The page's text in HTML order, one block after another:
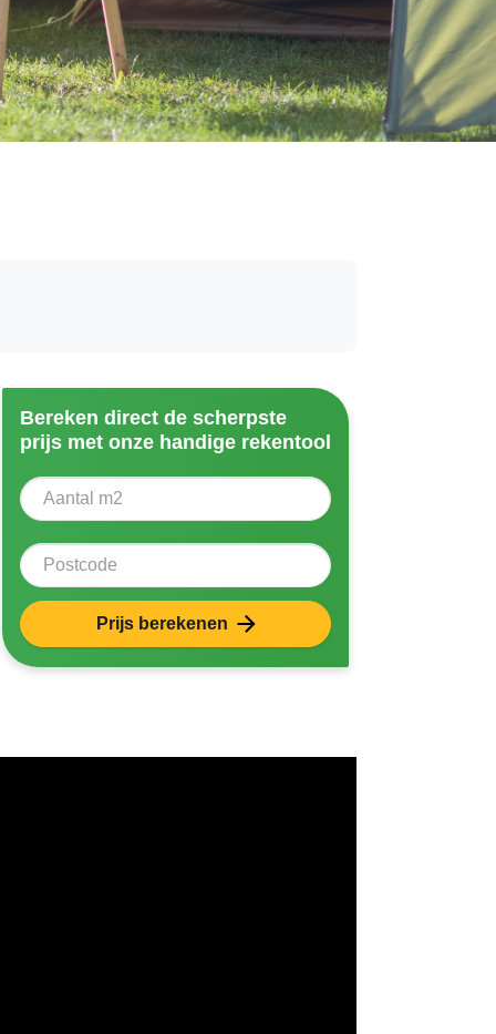
Bereken direct de scherpste
prijs met onze handige rekentool
Aantal vierkante meter
Postcode
Prijs berekenen